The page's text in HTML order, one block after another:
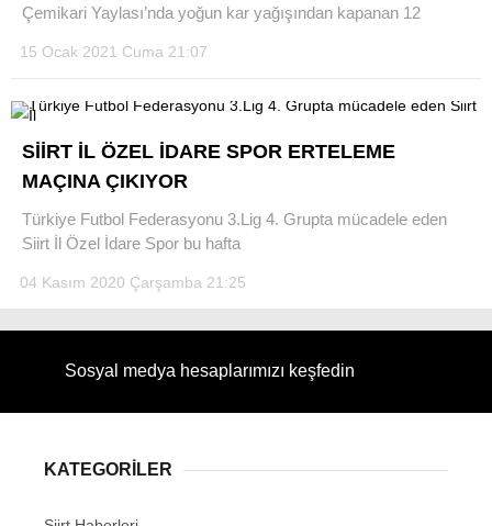
Youtube
Çemikari Yaylası’nda yoğun kar yağışından kapanan 12
15 Ocak 2021 Cuma 21:07
SİİRT İL ÖZEL İDARE SPOR ERTELEME
MAÇINA ÇIKIYOR
Türkiye Futbol Federasyonu 3.Lig 4. Grupta mücadele eden
Siirt İl Özel İdare Spor bu hafta
04 Kasım 2020 Çarşamba 21:25
Sosyal medya hesaplarımızı keşfedin
KATEGORİLER